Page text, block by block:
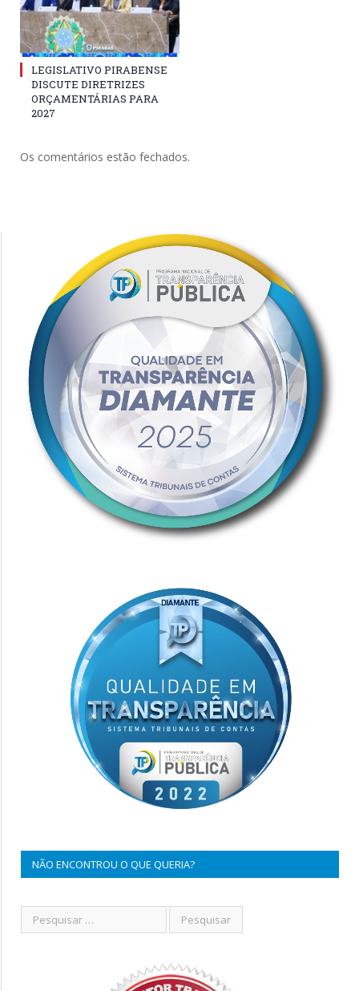
LEGISLATIVO PIRABENSE
DISCUTE DIRETRIZES
ORÇAMENTÁRIAS PARA
2027
Os comentários estão fechados.
NÃO ENCONTROU O QUE QUERIA?